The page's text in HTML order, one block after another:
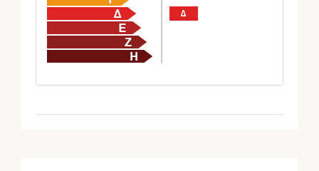
Δ